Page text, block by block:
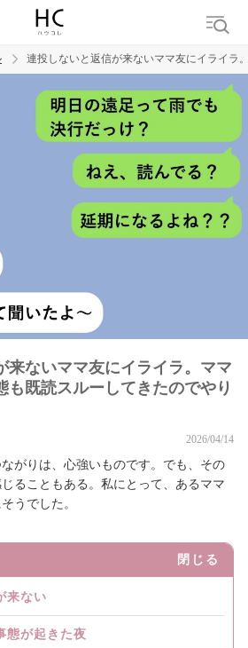
連投しないと返信が来ないママ友にイライラ
来ないママ友にイライラ。ママ
も既読スルーしてきたのでやり
2026/04/14
がりは、心強いものです。でも、その
ることもある。私にとって、あるママ
うでした。
閉じる
来ない
態が起きた夜